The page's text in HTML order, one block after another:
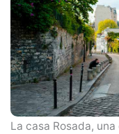
La casa Rosada,